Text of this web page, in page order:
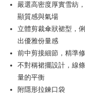
華南商業銀行
上海商業儲蓄銀行
国泰世華商業銀行
台湾中小企業銀行
聯邦商業銀行
元大商業銀行
玉山商業銀行
台新國際商業銀行
華南商業銀行
上海商業儲蓄銀行
国泰世華商業銀行
台湾中小企業銀行
HSBC(台湾)商業銀行
元大商業銀行
玉山商業銀行
LINE Pay
Apple Pay
JKOPAY
Easy Wallet
Google Pay
嚴選高密度厚實雪紡
顯質感與氣場
立體剪裁傘狀裙型，
出優雅份量感
前中剪接細節，精準
不對稱裙擺設計，線
量的平衡
附隱形拉鍊口袋